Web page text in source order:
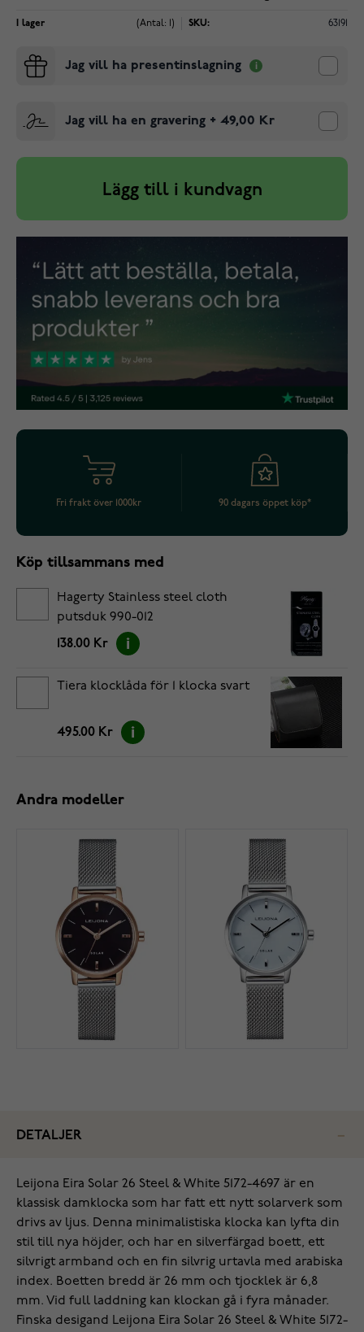
I lager (Antal: 1) SKU: 63191
Jag vill ha presentinslagning
Jag vill ha en gravering + 49,00 Kr
Lägg till i kundvagn
Fri frakt över 1000kr 90 dagars öppet köp*
Köp tillsammans med
Hagerty Stainless steel cloth
putsduk 990-012
138.00 Kr
Tiera klocklåda för 1 klocka svart
495.00 Kr
Andra modeller
DETALJER
Leijona Eira Solar 26 Steel & White 5172-4697 är en
klassisk damklocka som har fatt ett nytt solarverk som
drivs av ljus. Denna minimalistiska klocka kan lyfta din
stil till nya höjder, och har en silverfärgad boett, ett
silvrigt armband och en fin silvrig urtavla med arabiska
index. Boetten bredd är 26 mm och tjocklek är 6,8
mm. Vid full laddning kan klockan gå i fyra månader.
Finska desigand Leijona Eira Solar 26 Steel & White 5172-